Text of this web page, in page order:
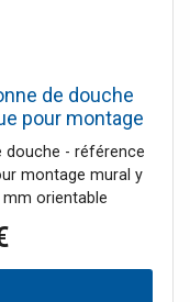
de douche
pour montage
douche - référence
montage mural y
orientable
changement entre -
de tête (27 477
15° - douchette á